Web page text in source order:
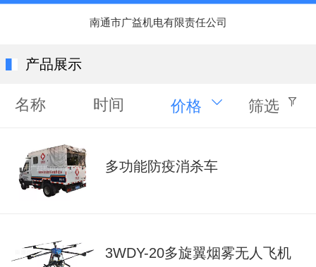
南通市广益机电有限责任公司
产品展示
名称 时间 价格 筛选
多功能防疫消杀车
3WDY-20多旋翼烟雾无人飞机